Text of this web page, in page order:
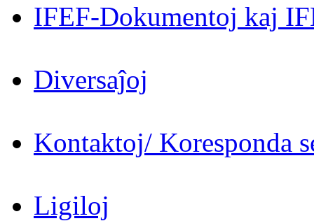
IFEF-Dokumentoj kaj
Diversaĵoj
Kontaktoj/ Koresponda
Ligiloj